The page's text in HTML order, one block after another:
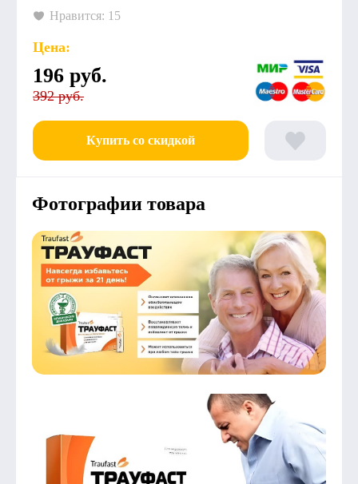
Нравится: 15
Цена:
196 руб.
392 руб.
Купить со скидкой
Фотографии товара